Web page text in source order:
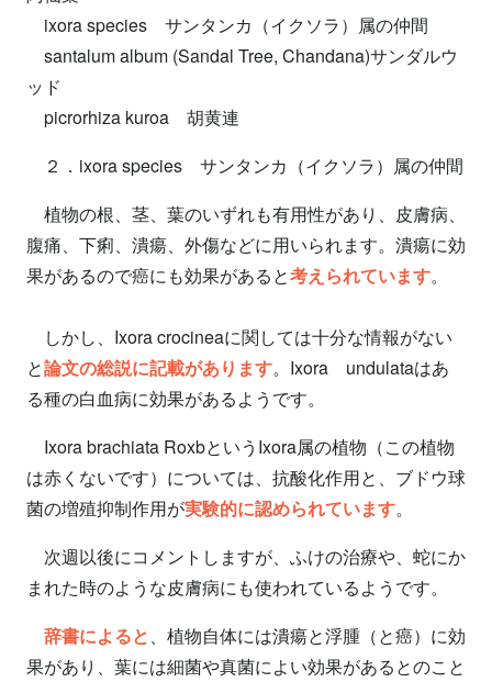
ixora species サンタンカ（イクソラ）属の仲間
santalum album (Sandal Tree, Chandana)サンダルウ
ッド
picrorhiza kuroa 胡黄連
２．ixora species サンタンカ（イクソラ）属の仲間
植物の根、茎、葉のいずれも有用性があり、皮膚病、
腹痛、下痢、潰瘍、外傷などに用いられます。潰瘍に効
果があるので癌にも効果があると考えられています。
しかし、Ixora crocineaに関しては十分な情報がない
と論文の総説に記載があります。Ixora undulataはあ
る種の白血病に効果があるようです。
Ixora brachiata RoxbというIxora属の植物（この植物
は赤くないです）については、抗酸化作用と、ブドウ球
菌の増殖抑制作用が実験的に認められています。
次週以後にコメントしますが、ふけの治療や、蛇にか
まれた時のような皮膚病にも使われているようです。
辞書によると、植物自体には潰瘍と浮腫（と癌）に効
果があり、葉には細菌や真菌によい効果があるとのこと